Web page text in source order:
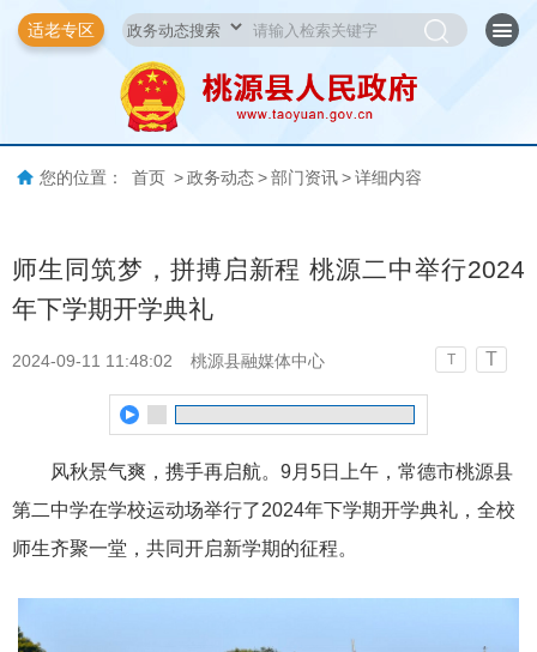
适老专区
您的位置： 首页 > 政务动态 > 部门资讯 > 详细内容
师生同筑梦，拼搏启新程 桃源二中举行2024
年下学期开学典礼
2024-09-11 11:48:02 桃源县融媒体中心 T T
风秋景气爽，携手再启航。9月5日上午，常德市桃源县
第二中学在学校运动场举行了2024年下学期开学典礼，全校
师生齐聚一堂，共同开启新学期的征程。